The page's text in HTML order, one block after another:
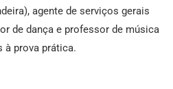
agente de serviços gerais
de dança e professor de música
à prova prática.